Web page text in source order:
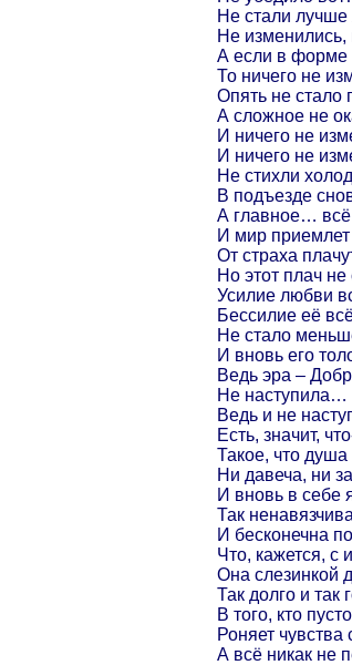
Не стали
Не изменились,
А если в форме
То ничего не
Опять не стало
А сложное не
И ничего не
И ничего не
Не стихли
В подъезде
А главное… всё
И мир приемлет
От страха
Но этот плач
Усилие любви
Бессилие её
Не стало
И вновь его
Ведь эра –
Не наступила…
Ведь и не
Есть, значит,
Такое, что
Ни давеча, ни
И вновь в
Так
И бесконечна
Что, кажется, с
Она слезинкой
Так долго и так
В того, кто
Роняет чувства
А всё никак не